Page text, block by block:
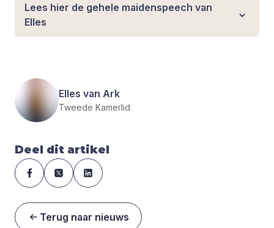
Lees hier de gehele maidenspeech van
Elles
Elles van Ark
Tweede Kamerlid
Deel dit artikel
Terug naar nieuws